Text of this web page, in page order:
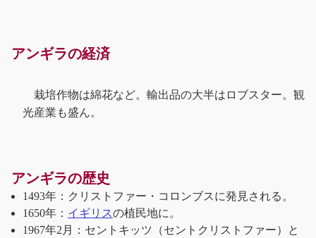
アンギラの経済
栽培作物は綿花など。輸出品の大半はロブスター。観
光産業も盛ん。
アンギラの歴史
1493年：クリストファー・コロンブスに発見される。
1650年： イギリスの植民地に。
1967年2月：セントキッツ（セントクリストファー）と